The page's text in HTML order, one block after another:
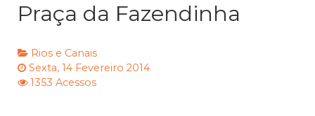
Praça da Fazendinha
Rios e Canais
Sexta, 14 Fevereiro 2014
1353 Acessos